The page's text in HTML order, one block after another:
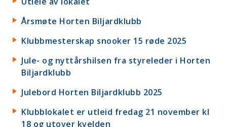
Årsmøte Horten Biljardklubb
Klubbmesterskap snooker 15 røde 2025
Jule- og nyttårshilsen fra styreleder i Horten
Biljardklubb
Julebord Horten Biljardklubb 2025
Klubblokalet er utleid fredag 21 november kl
18 og utover kvelden